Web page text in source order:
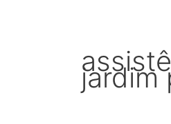
jardim